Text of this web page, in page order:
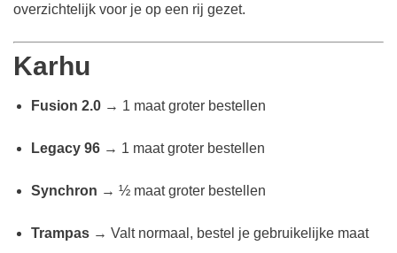
overzichtelijk voor je op een rij gezet.
Karhu
Fusion 2.0 → 1 maat groter bestellen
Legacy 96 → 1 maat groter bestellen
Synchron → ½ maat groter bestellen
Trampas → Valt normaal, bestel je gebruikelijke maat